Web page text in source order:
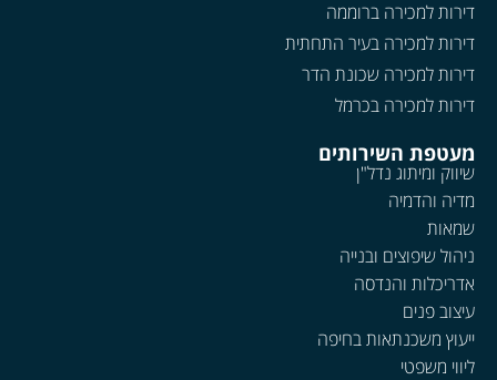
דירות למכירה ברוממה
דירות למכירה בעיר התחתית
דירות למכירה שכונת הדר
דירות למכירה בכרמל
מעטפת השירותים
שיווק ומיתוג נדל"ן
מדיה והדמיה
שמאות
ניהול שיפוצים ובנייה
אדריכלות והנדסה
עיצוב פנים
ייעוץ משכנתאות בחיפה
ליווי משפטי